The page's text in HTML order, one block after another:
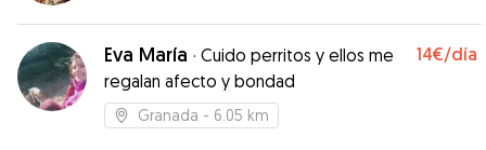
Eva María · Cuido perritos y ellos me
regalan afecto y bondad
14€/día
Granada - 6.05 km